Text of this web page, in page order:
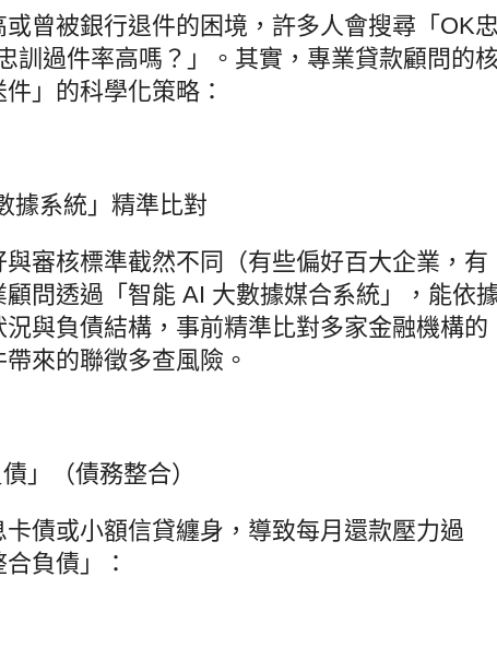
曾被銀行退件的困境，許多人會搜尋「OK忠
訓過件率高嗎？」。其實，專業貸款顧問的核
」的科學化策略：
據系統」精準比對
審核標準截然不同（有些偏好百大企業，有
問透過「智能 AI 大數據媒合系統」，能依
與負債結構，事前精準比對多家金融機構的
來的聯徵多查風險。
」（債務整合）
債或小額信貸纏身，導致每月還款壓力過
負債」：